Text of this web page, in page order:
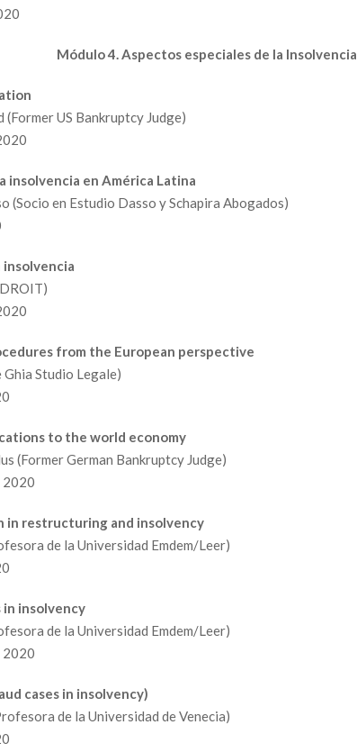
Módulo 4. Aspectos especiales de la Insolvencia
US Bankruptcy Judge)
insolvencia en América Latina
(Socio en Estudio Dasso y Schapira Abogados)
insolvencia
from the European perspective
Studio Legale)
to the world economy
(Former German Bankruptcy Judge)
2020
in restructuring and insolvency
de la Universidad Emdem/Leer)
in insolvency
de la Universidad Emdem/Leer)
2020
cases in insolvency)
de la Universidad de Venecia)